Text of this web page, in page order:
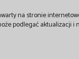
na stronie
podlegać aktualizacji i